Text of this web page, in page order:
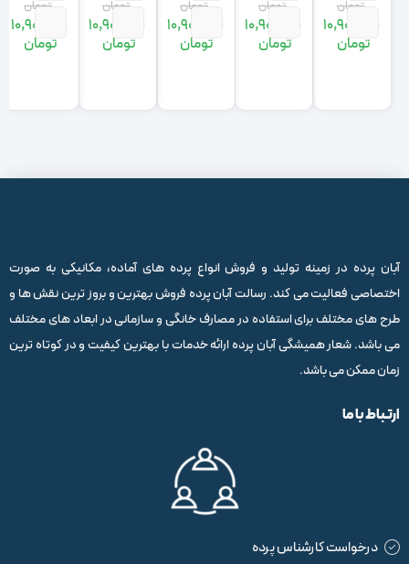
چهارمتری
تومان
قیمت
اصلی:
10,900,000
تومان
قیمت
فعلی:
چهارمتری
تومان
قیمت
اصلی:
10,900,000
تومان
قیمت
فعلی:
چهارمتری
تومان
قیمت
اصلی:
10,900,000
تومان
قیمت
فعلی:
چهارمتری
تومان
قیمت
اصلی:
10,900,000
تومان
قیمت
فعلی:
چهارمتری
تومان
قیمت
اصلی:
10,900,000
تومان
قیمت
فعلی:
آبان پرده در زمینه تولید و فروش انواع پرده های آماده، مکانیکی به صورت
اختصاصی فعالیت می کند. رسالت آبان پرده فروش بهترین و بروز ترین نقش ها و
طرح های مختلف برای استفاده در مصارف خانگی و سازمانی در ابعاد های مختلف
می باشد. شعار همیشگی آبان پرده ارائه خدمات با بهترین کیفیت و در کوتاه ترین
زمان ممکن می باشد.
ارتباط با ما
درخواست کارشناس پرده